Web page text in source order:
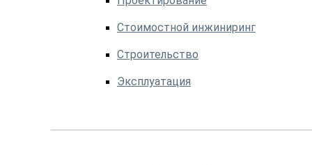
Стоимостной инжиниринг
Строительство
Эксплуатация